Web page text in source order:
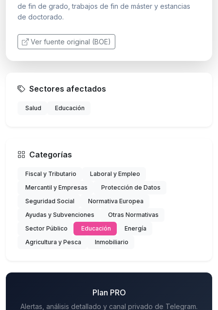
de fin de grado, trabajos de fin de máster y estancias
de doctorado.
Ver fuente original (BOE)
Sectores afectados
Salud Educación
Categorías
Fiscal y Tributario
Laboral y Empleo
Mercantil y Empresas
Protección de Datos
Seguridad Social
Normativa Europea
Ayudas y Subvenciones
Otras Normativas
Sector Público
Educación
Energía
Agricultura y Pesca
Inmobiliario
Plan PRO
Alertas, análisis detallado y canal privado de Telegram.